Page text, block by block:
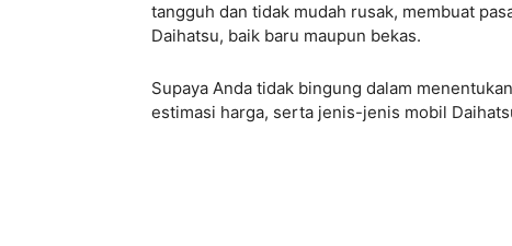
tangguh dan tidak mudah rusak, membuat
Daihatsu, baik baru maupun bekas.
Supaya Anda tidak bingung dalam
estimasi harga, serta jenis-jenis mobil